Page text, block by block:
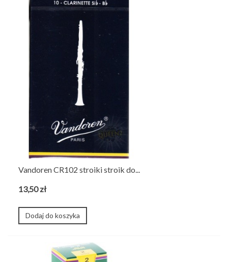
Vandoren CR102 stroiki stroik do...
13,50 zł
Dodaj do koszyka